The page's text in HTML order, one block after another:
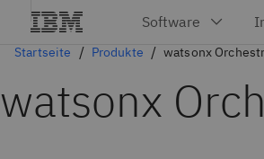
Startseite Produkte watsonx
watsonx